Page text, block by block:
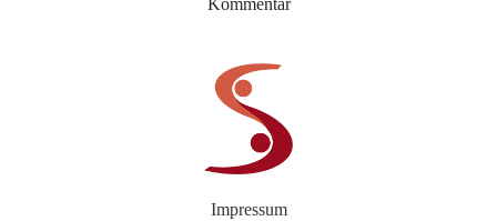
Kommentar
Impressum